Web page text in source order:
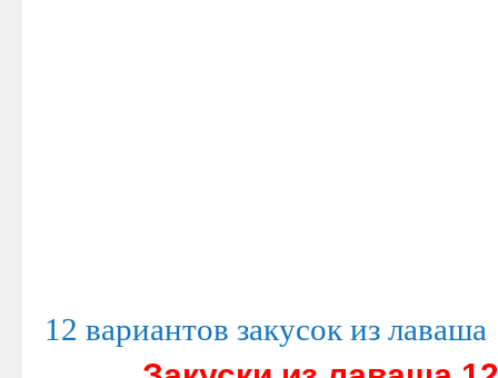
12 вариантов закусок из лаваша